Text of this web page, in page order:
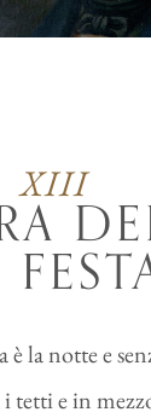
XIII
è la notte e
i tetti e in